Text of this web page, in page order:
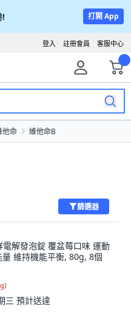
! 打開 App
客服中心
註冊會員
登入
他命 維他命B
篩選器
電解發泡錠 覆盆莓口味 運動
量 維持機能平衡, 80g, 8個
)
三 預計送達